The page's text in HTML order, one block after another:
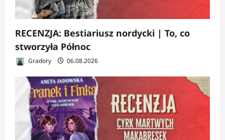
RECENZJA: Bestiariusz nordycki | To, co
stworzyła Północ
Gradory 06.08.2026